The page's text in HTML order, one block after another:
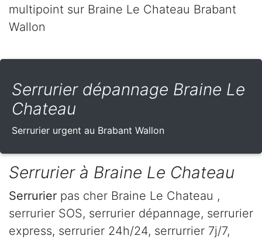
multipoint sur Braine Le Chateau Brabant
Wallon
Serrurier dépannage Braine Le
Chateau
Serrurier urgent au Brabant Wallon
Serrurier à Braine Le Chateau
Serrurier pas cher Braine Le Chateau ,
serrurier SOS, serrurier dépannage, serrurier
express, serrurier 24h/24, serrurrier 7j/7,